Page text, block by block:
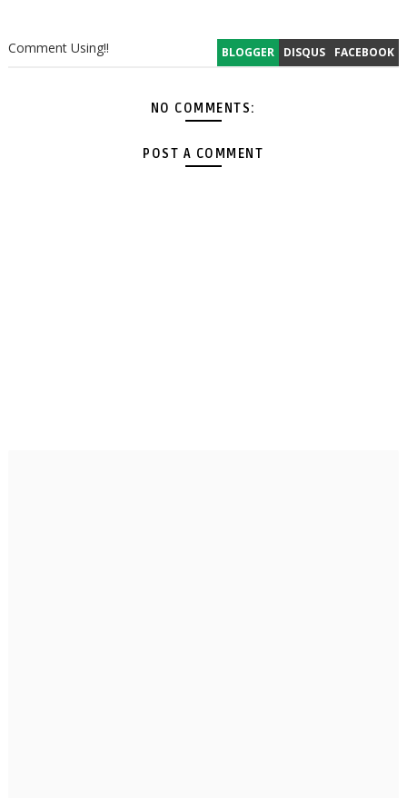
BLOGGER DISQUS FACEBOOK
Comment Using!!
NO COMMENTS:
POST A COMMENT